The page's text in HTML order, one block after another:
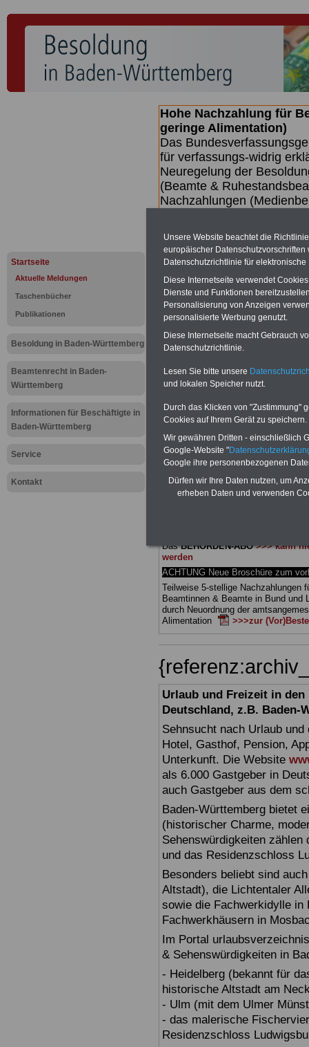
Startseite
Aktuelle Meldungen
Taschenbücher
Publikationen
Besoldung in Baden-Württemberg
Beamtenrecht in Baden-
Württemberg
Informationen für Beschäftigte in
Baden-Württemberg
Service
Kontakt
Hohe Nachzahlung für
geringe Alimentation)
Das
für verfassungs-widrig
Neuregelung der
(Beamte &
Nachzahlungen
dem Beschluss des
wird (wahrscheinlich im
Broschüre
Meldung
Inklusion
BEHÖRDEN-ABOmit 3 Ratgebern
25,00 Euro: Wissenswertes für
und Beamte, Beamten-
(Bund/Länder) sowie Beihilferecht
Ländern. Alle drei Ratgeber sind
gegliedert und erläutern auch
DasBEHÖRDEN-ABO >>> kann
werden
ACHTUNG Neue Broschüre zum
Teilweise 5-stellige Nachzahlungen
Beamtinnen & Beamte in Bund und
durch Neuordnung der
Alimentation
>>>zur
Urlaub und Freizeit in
Deutschland, z.B. Baden-
Sehnsucht nach Urlaub
Hotel, Gasthof, Pension,
Unterkunft. Die Website
als 6.000 Gastgeber in
auch Gastgeber aus dem
Baden-Württemberg bietet
(historischer Charme,
Sehenswürdigkeiten
und das Residenzschloss
Besonders beliebt sind
Altstadt), die Lichtentaler
sowie die Fachwerkidylle in
Fachwerkhäusern in
Im Portal
& Sehenswürdigkeiten in
- Heidelberg (bekannt für
historische Altstadt am
- Ulm (mit dem Ulmer
- das malerische
Residenzschloss
Unsere Website beachtet die
europäischer
Datenschutzrichtlinie für
Diese Internetseite verwendet
Dienste und Funktionen
Personalisierung von Anzeigen
personalisierte Werbung genutzt.
Diese Internetseite macht Gebrauch
Datenschutzrichtlinie.
Lesen Sie bitte unsere
und lokalen Speicher nutzt.
Durch das Klicken von "Zustimmung"
Cookies auf Ihrem Gerät zu speichern.
Wir gewähren Dritten - einschließlich
Google-Website "
Google ihre personenbezogenen
Dürfen wir Ihre Daten nutzen, um
erheben Daten und verwenden